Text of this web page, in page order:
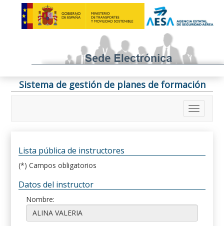
Sistema de gestión de planes de formación
Lista pública de instructores
(*) Campos obligatorios
Datos del instructor
Nombre: